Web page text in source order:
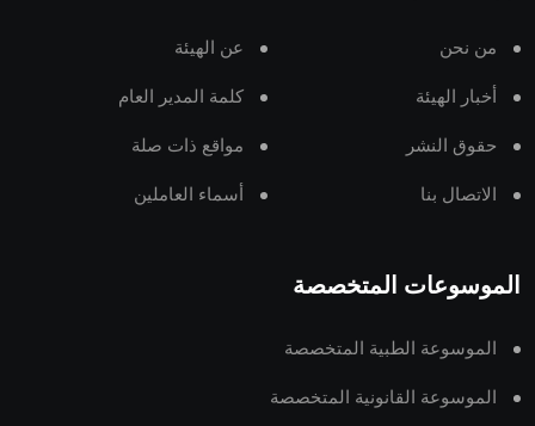
من نحن عن الهيئة
أخبار الهيئة كلمة المدير العام
حقوق النشر مواقع ذات صلة
الاتصال بنا أسماء العاملين
الموسوعات المتخصصة
الموسوعة الطبية المتخصصة
الموسوعة القانونية المتخصصة